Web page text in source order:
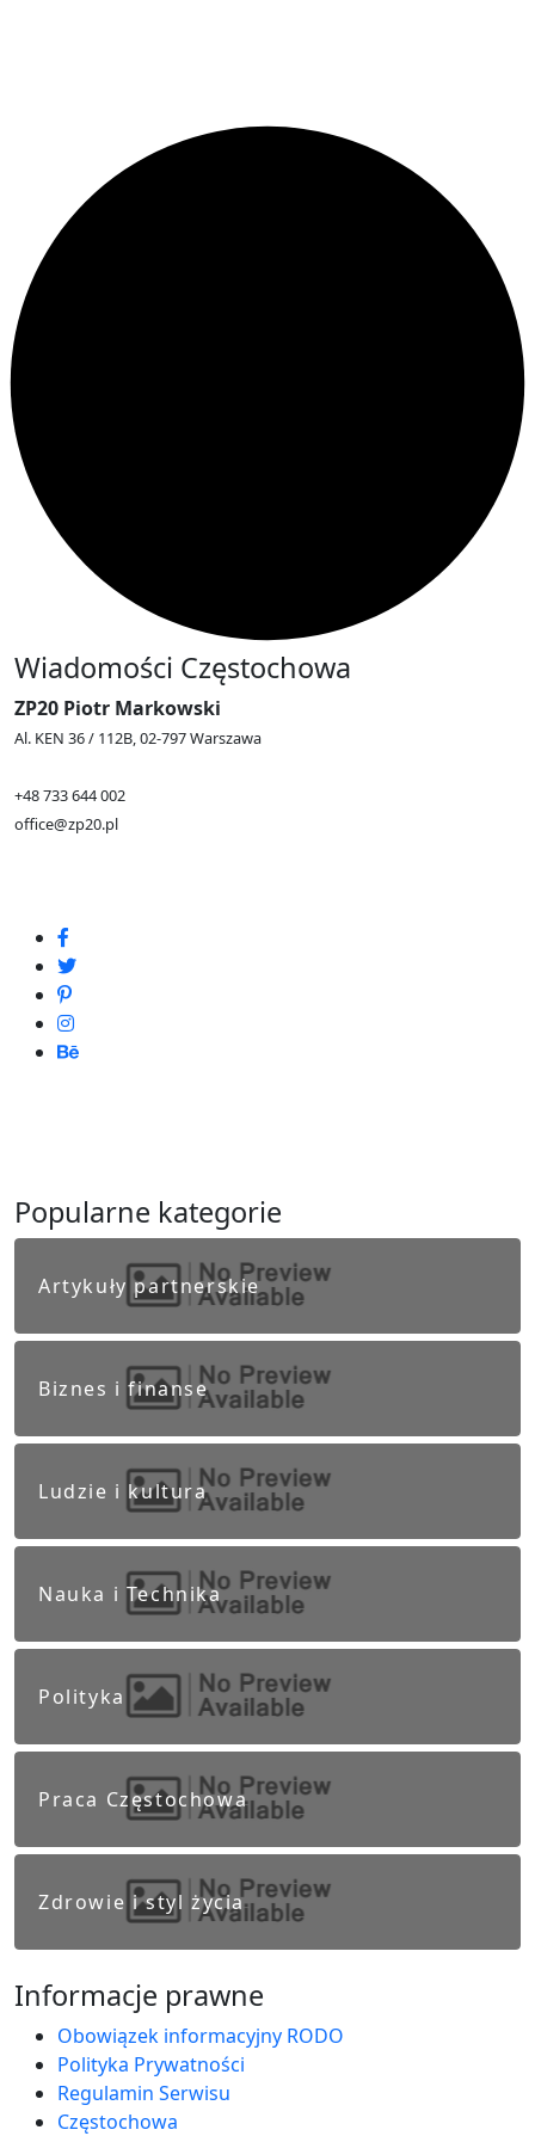
Wiadomości Częstochowa
ZP20 Piotr Markowski
Al. KEN 36 / 112B, 02-797 Warszawa
+48 733 644 002
office@zp20.pl
Popularne kategorie
Artykuły partnerskie
Biznes i finanse
Ludzie i kultura
Nauka i Technika
Polityka
Praca Częstochowa
Zdrowie i styl życia
Informacje prawne
Obowiązek informacyjny RODO
Polityka Prywatności
Regulamin Serwisu
Częstochowa